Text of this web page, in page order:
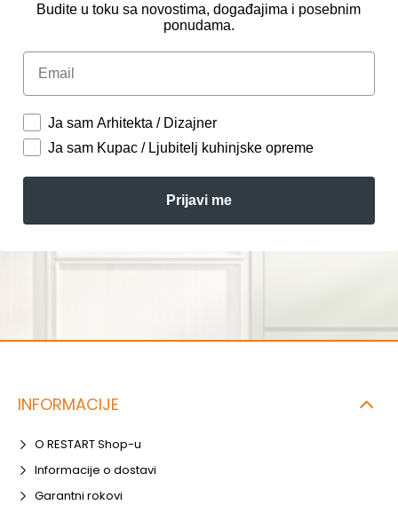
Budite u toku sa novostima, događajima i posebnim
ponudama.
Email
Ja sam Arhitekta / Dizajner
Ja sam Kupac / Ljubitelj kuhinjske opreme
Prijavi me
INFORMACIJE
O RESTART Shop-u
Informacije o dostavi
Garantni rokovi